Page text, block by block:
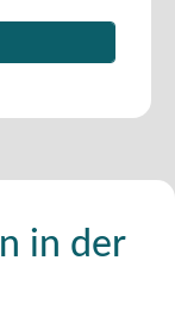
in der